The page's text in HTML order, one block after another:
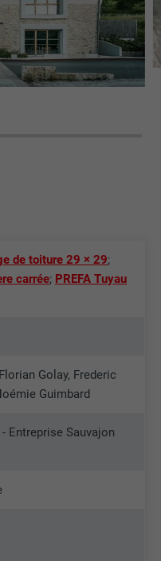
de toiture 29 × 29;
carrée; PREFA Tuyau
Golay, Frederic
Guimbard
Entreprise Sauvajon